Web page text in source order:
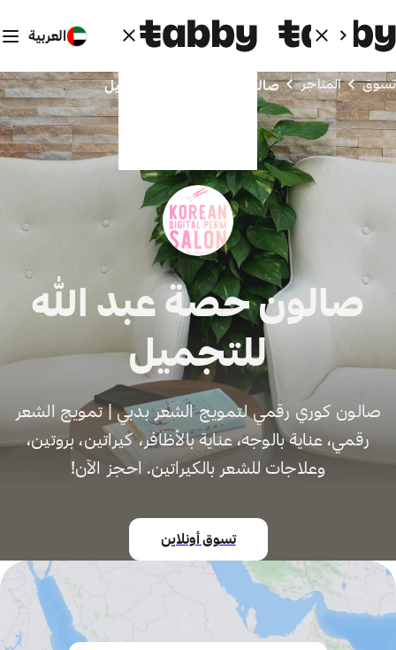
العربية
تسوق المتاجر صالون حصة عبد الله للتجميل
صالون حصة عبد الله
للتجميل
صالون كوري رقمي لتمويج الشعر بدبي | تمويج الشعر
رقمي، عناية بالوجه، عناية بالأظافر، كيراتين، بروتين،
وعلاجات للشعر بالكيراتين. احجز الآن!
تسوق أونلاين